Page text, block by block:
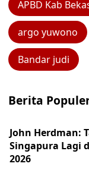
APBD Kab
argo yuwono
Bandar judi
Berita
John Herdman:
Singapura Lagi
2026